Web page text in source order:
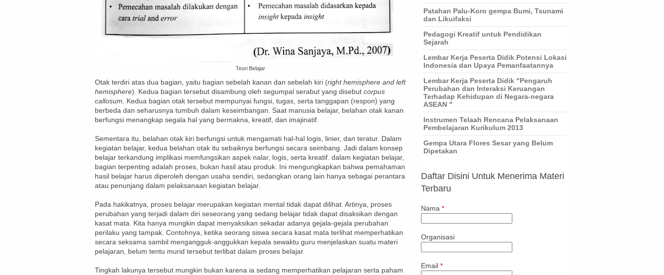
Teori Belajar
Otak terdiri atas dua bagian, yaitu bagian sebelah kanan dan sebelah kiri (right hemisphere and left
hemisphere). Kedua bagian tersebut disambung oleh segumpal serabut yang disebut corpus
callosum. Kedua bagian otak tersebut mempunyai fungsi, tugas, serta tanggapan (respon) yang
berbeda dan seharusnya tumbuh dalam keseimbangan. Saat manusia belajar, belahan otak kanan
berfungsi menangkap segala hal yang bermakna, kreatif, dan imajinatif.
Sementara itu, belahan otak kiri berfungsi untuk mengamati hal-hal logis, linier, dan teratur. Dalam
kegiatan belajar, kedua belahan otak itu sebaiknya berfungsi secara seimbang. Jadi dalam konsep
belajar terkandung implikasi memfungsikan aspek nalar, logis, serta kreatif. dalam kegiatan belajar,
bagian terpenting adalah proses, bukan hasil atau produk. Ini mengungkapkan bahwa pemahaman
hasil belajar harus diperoleh dengan usaha sendiri, sedangkan orang lain hanya sebagai perantara
atau penunjang dalam pelaksanaan kegiatan belajar.
Pada hakikatnya, proses belajar merupakan kegiatan mental tidak dapat dilihat. Artinya, proses
perubahan yang terjadi dalam diri seseorang yang sedang belajar tidak dapat disaksikan dengan
kasat mata. Kita hanya mungkin dapat menyaksikan sekadar adanya gejala-gejala perubahan
perilaku yang tampak. Contohnya, ketika seorang siswa secara kasat mata terlihat memperhatikan
secara seksama sambil mengangguk-anggukkan kepala sewaktu guru menjelaskan suatu materi
pelajaran, belum tentu murid tersebut terlibat dalam proses belajar.
Tingkah lakunya tersebut mungkin bukan karena ia sedang memperhatikan pelajaran serta paham
Patahan Palu-Koro gempa Bumi, Tsunami
dan Likuifaksi
Pedagogi Kreatif untuk Pendidikan
Sejarah
Lembar Kerja Peserta Didik Potensi Lokasi
Indonesia dan Upaya Pemanfaatannya
Lembar Kerja Peserta Didik "Pengaruh
Perubahan dan Interaksi Keruangan
Terhadap Kehidupan di Negara-negara
ASEAN "
Instrumen Telaah Rencana Pelaksanaan
Pembelajaran Kurikulum 2013
Gempa Utara Flores Sesar yang Belum
Dipetakan
Daftar Disini Untuk Menerima Materi
Terbaru
Nama *
Organisasi
Email *